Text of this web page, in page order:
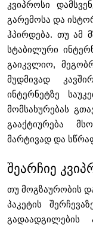
კვიპროსი
გარემოსა და
ჰპირდება. თუ ამ
სტაბილური
გაიკვლიო,
მუდმივად
ინტერნეტზე
მომსახურებას
გააქტიურება
მარტივად და
შეარჩიე
თუ მოგზაურობის
პაკეტის